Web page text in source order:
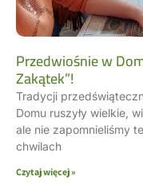
Przedwiośnie w
Zakątek”!
Tradycji
Domu ruszyły wielkie,
ale nie zapomnieliśmy
chwilach
Czytaj więcej »